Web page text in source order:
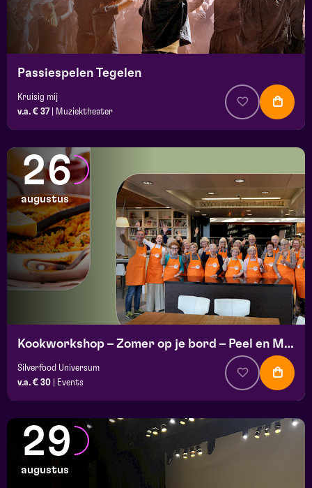
Passiespelen Tegelen
Kruisig mij
v.a. € 37
Muziektheater
26
augustus
Kookworkshop – Zomer op je bord – Peel en Maas
Silverfood Universum
v.a. € 30
Events
29
augustus